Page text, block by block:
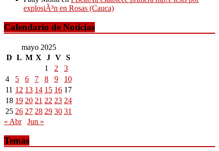
explosiÃ³n en Rosas (Cauca)
Calendario de Noticias
mayo 2025
D L M X J V S
1
2
3
4
5 6 7 8 9
10
11 12 13 14 15 16 17
18 19 20 21 22 23 24
25 26 27 28 29 30 31
« Abr
Jun »
Temas